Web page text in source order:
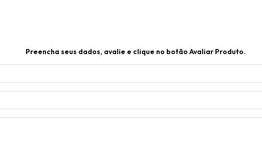
Preencha seus dados, avalie e clique no botão Avaliar Produto.